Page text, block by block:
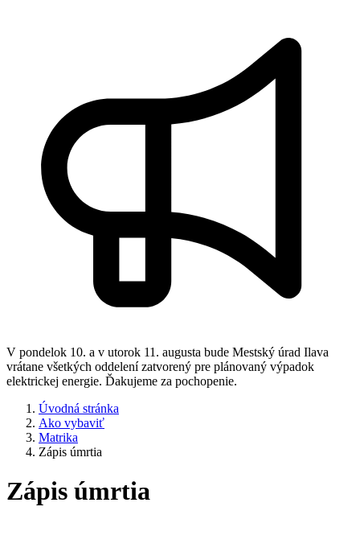
V pondelok 10. a v utorok 11. augusta bude Mestský úrad Ilava
vrátane všetkých oddelení zatvorený pre plánovaný výpadok
elektrickej energie. Ďakujeme za pochopenie.
Úvodná stránka
Ako vybaviť
Matrika
Zápis úmrtia
Zápis úmrtia